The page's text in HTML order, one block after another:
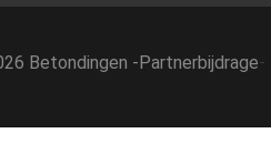
Betondingen -Partnerbijdrage-